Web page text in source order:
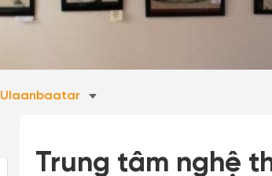
Ulaanbaatar
Trung tâm nghệ